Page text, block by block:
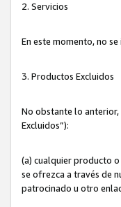
2. Servicios
En este momento, no
3. Productos Excluidos
No obstante lo
Excluidos”):
(a) cualquier producto
se ofrezca a través de
patrocinado u otro